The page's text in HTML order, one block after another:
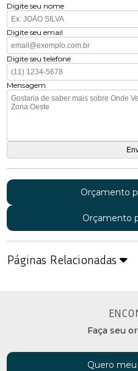
Digite seu nome
Digite seu email
Digite seu telefone
Mensagem
Orçamento
Orçamento
Páginas Relacionadas
Faça seu
Quero